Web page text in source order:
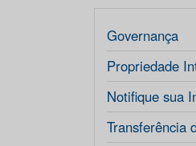
Governança
Propriedade
Notifique sua
Transferência